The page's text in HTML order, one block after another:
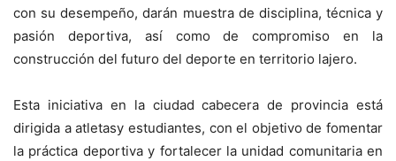
con su desempeño, darán muestra de disciplina, técnica y
pasión deportiva, así como de compromiso en la
construcción del futuro del deporte en territorio lajero.
Esta iniciativa en la ciudad cabecera de provincia está
dirigida a atletasy estudiantes, con el objetivo de fomentar
la práctica deportiva y fortalecer la unidad comunitaria en